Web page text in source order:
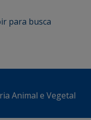
ir para busca
Animal e Vegetal